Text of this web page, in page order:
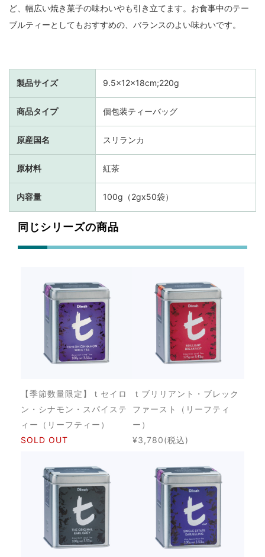
ど、幅広い焼き菓子の味わいやも引き立てます。お食事中のテー
ブルティーとしてもおすすめの、バランスのよい味わいです。
製品サイズ 9.5×12×18cm;220g
商品タイプ 個包装ティーバッグ
原産国名 スリランカ
原材料 紅茶
内容量 100g（2gx50袋）
同じシリーズの商品
【季節数量限定】ｔセイロ
ン・シナモン・スパイステ
ィー（リーフティー）
SOLD OUT
ｔブリリアント・ブレック
ファースト（リーフティ
ー）
¥3,780(税込)